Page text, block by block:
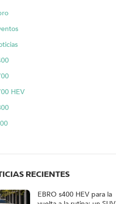
HEV
RECIENTES
EBRO s400 HEV para la